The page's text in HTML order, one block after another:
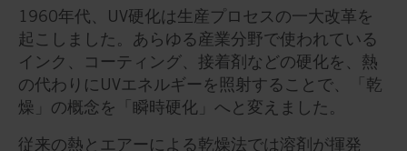
1960年代、UV硬化は生産プロセスの一大改革を
起こしました。あらゆる産業分野で使われている
インク、コーティング、接着剤などの硬化を、熱
の代わりにUVエネルギーを照射することで、「乾
燥」の概念を「瞬時硬化」へと変えました。
従来の熱とエアーによる乾燥法では溶剤が揮発